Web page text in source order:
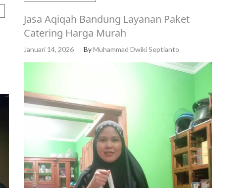
Jasa Aqiqah Bandung Layanan Paket
Catering Harga Murah
Januari 14, 2026 ByMuhammad Dwiki Septianto